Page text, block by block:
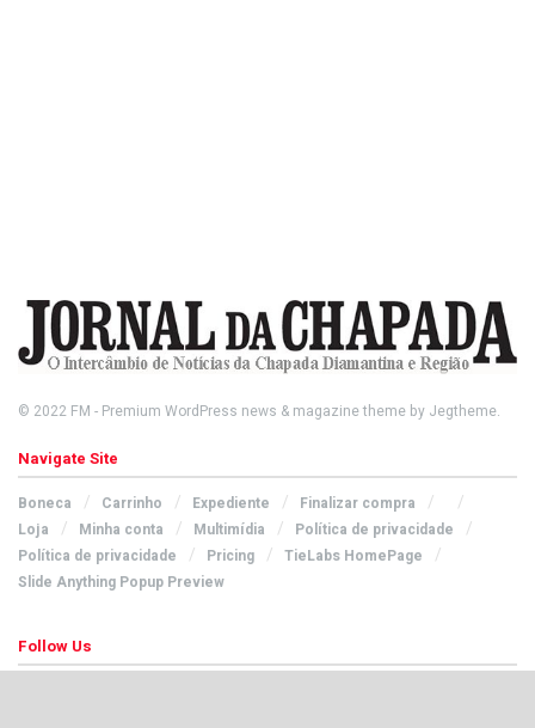
© 2022 FM - Premium WordPress news & magazine theme by Jegtheme.
Navigate Site
Boneca Carrinho Expediente
Finalizar compra
Loja
Minha conta Multimídia
Política de privacidade
Política de privacidade
Pricing
TieLabs HomePage
Slide Anything Popup Preview
Follow Us